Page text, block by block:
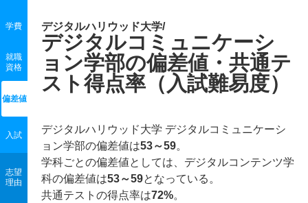
学費
就職
資格
偏差値
入試
志望
理由
デジタルハリウッド大学/
デジタルコミュニケーシ
ョン学部の偏差値・共通テ
スト得点率（入試難易度）
デジタルハリウッド大学 デジタルコミュニケーシ
ョン学部の偏差値は53～59。
学科ごとの偏差値としては、デジタルコンテンツ学
科の偏差値は53～59となっている。
共通テストの得点率は72%。